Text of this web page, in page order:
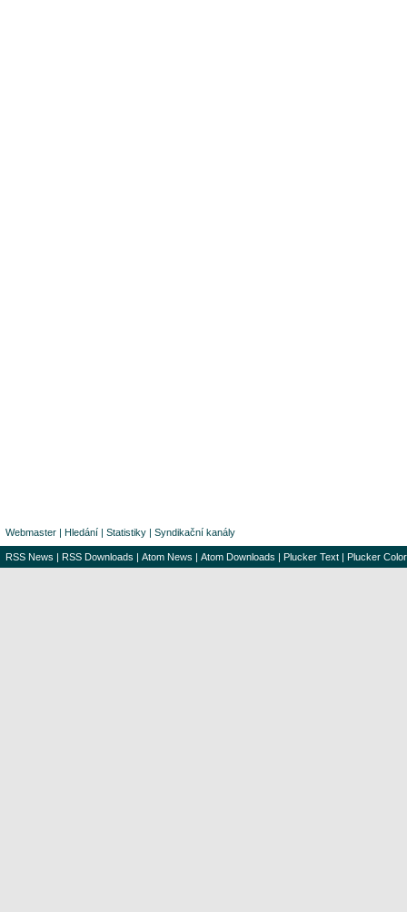
Webmaster | Hledání | Statistiky | Syndikační kanály
RSS News | RSS Downloads | Atom News | Atom Downloads | Plucker Text | Plucker Color